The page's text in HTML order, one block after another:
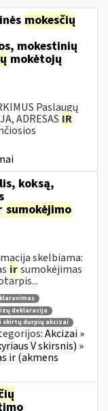
mokesčių
mokestinių
mokėtojų
Paslaugų
ADRESAS IR
koksą,
sumokėjimo
skelbiama:
irsumokėjimas
deklaracija
skirtų durpių akcizai
Akcizai »
V skirsnis) »
ir (akmens